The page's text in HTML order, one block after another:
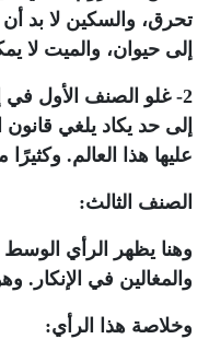
تحرق، والسكين لا بد
إلى حيوان، والميت لا
2- غلو الصنف الأول في
إلى حد يكاد يلغي قانون
عليها هذا العالم. وكثيرًا
الصنف الثالث:
وهنا يظهر الرأي الوسط
والمغالين في الإنكار.
وخلاصة هذا الرأي: